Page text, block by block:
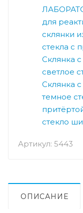
Артикул: 5443
для
склянки
стекла с
Склянка
светлое
Склянка
темное
стекло
ОПИСАНИЕ